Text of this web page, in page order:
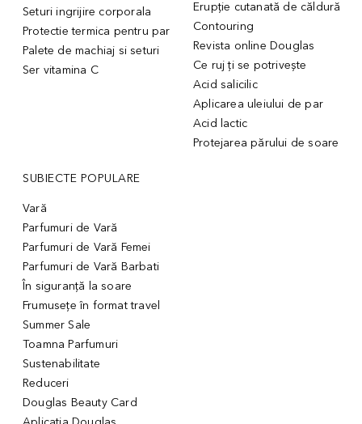
Seturi ingrijire corporala
Protectie termica pentru par
Palete de machiaj si seturi
Ser vitamina C
Erupție cutanată de căldură
Contouring
Revista online Douglas
Ce ruj ți se potrivește
Acid salicilic
Aplicarea uleiului de par
Acid lactic
Protejarea părului de soare
SUBIECTE POPULARE
Vară
Parfumuri de Vară
Parfumuri de Vară Femei
Parfumuri de Vară Barbati
În siguranță la soare
Frumusețe în format travel
Summer Sale
Toamna Parfumuri
Sustenabilitate
Reduceri
Douglas Beauty Card